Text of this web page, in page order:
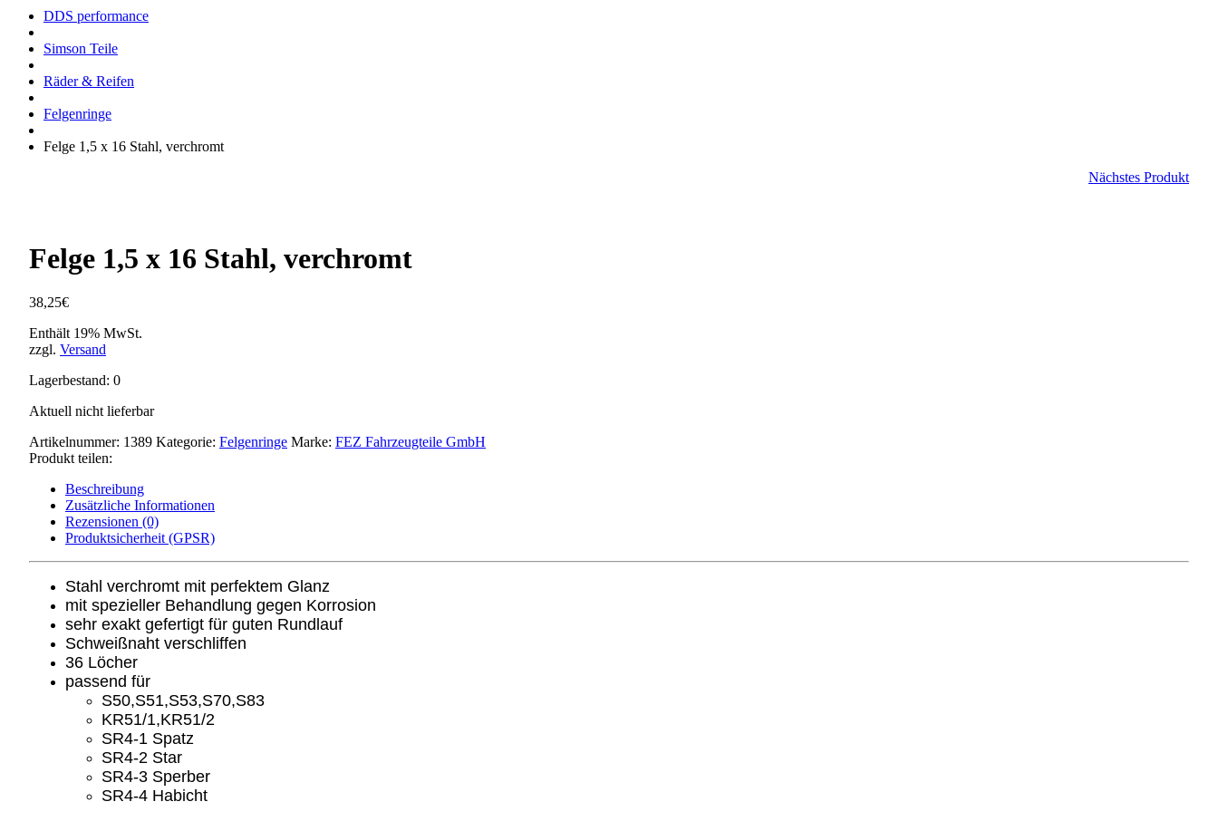
DDS performance
Simson Teile
Räder & Reifen
Felgenringe
Felge 1,5 x 16 Stahl, verchromt
Nächstes Produkt
Felge 1,5 x 16 Stahl, verchromt
38,25€
Enthält 19% MwSt.
zzgl. Versand
Lagerbestand: 0
Aktuell nicht lieferbar
Artikelnummer: 1389 Kategorie: Felgenringe Marke: FEZ Fahrzeugteile GmbH
Produkt teilen:
Beschreibung
Zusätzliche Informationen
Rezensionen (0)
Produktsicherheit (GPSR)
Stahl verchromt mit perfektem Glanz
mit spezieller Behandlung gegen Korrosion
sehr exakt gefertigt für guten Rundlauf
Schweißnaht verschliffen
36 Löcher
passend für
S50,S51,S53,S70,S83
KR51/1,KR51/2
SR4-1 Spatz
SR4-2 Star
SR4-3 Sperber
SR4-4 Habicht